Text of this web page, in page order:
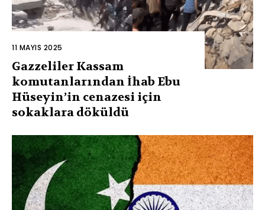
11 MAYIS 2025
Gazzeliler Kassam
komutanlarından İhab Ebu
Hüseyin’in cenazesi için
sokaklara döküldü